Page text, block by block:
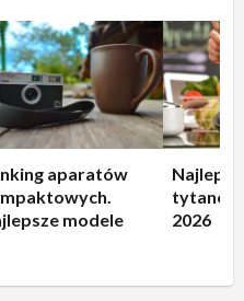
aparatów
modele
2026